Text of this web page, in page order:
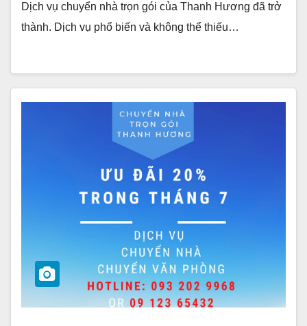
Dịch vụ chuyển nhà trọn gói của Thanh Hương đã trở
thành. Dịch vụ phổ biến và không thể thiếu…